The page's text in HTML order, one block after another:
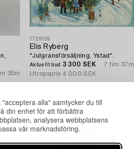
alla" samtycker du till
din enhet för att förbättra
analysera webbplatsens
vår marknadsföring.
35m
1729199
Elis Ryberg
"Julgransförsäljning, Ystad".
Aktuellt bud 3 300 SEK
7 tim 37m
Utropspris 4 000 SEK